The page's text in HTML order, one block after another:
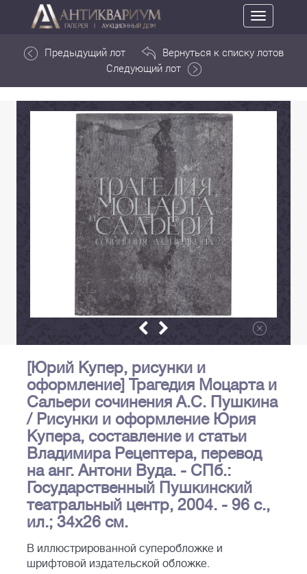
Toggle
navigation
Предыдущий лот
Вернуться к списку лотов
Следующий лот
[Юрий Купер, рисунки и
оформление] Трагедия Моцарта и
Сальери сочинения А.С. Пушкина
/ Рисунки и оформление Юрия
Купера, составление и статьи
Владимира Рецептера, перевод
на анг. Антони Вуда. - СПб.:
Государственный Пушкинский
театральный центр, 2004. - 96 с.,
ил.; 34х26 см.
В иллюстрированной суперобложке и
шрифтовой издательской обложке.